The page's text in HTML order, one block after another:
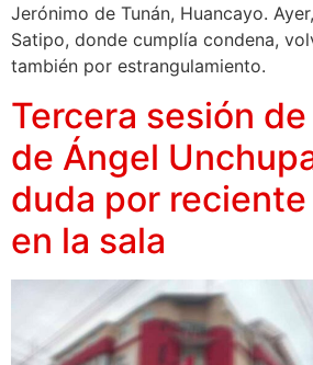
Jerónimo de Tunán, Huancayo.
Satipo, donde cumplía condena,
también por estrangulamiento.
Tercera sesión
de Ángel
duda por
en la sala